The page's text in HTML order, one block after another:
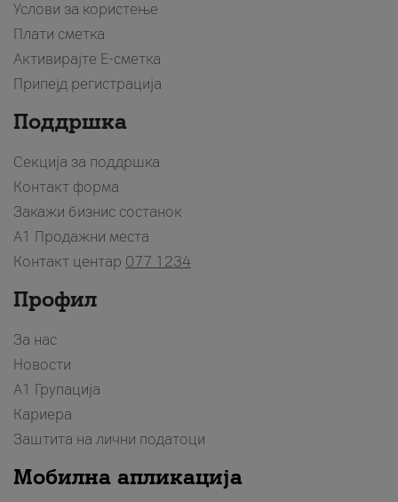
Услови за користење
Плати сметка
Активирајте Е-сметка
Припејд регистрација
Поддршка
Секција за поддршка
Контакт форма
Закажи бизнис состанок
A1 Продажни места
Контакт центар 077 1234
Профил
За нас
Новости
А1 Групација
Кариера
Заштита на лични податоци
Мобилна апликација